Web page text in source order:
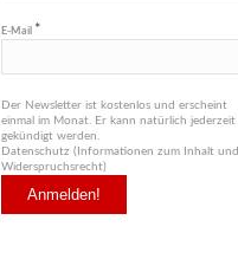
E-Mail *
Der Newsletter ist kostenlos und erscheint
einmal im Monat. Er kann natürlich jederzeit
gekündigt werden.
Datenschutz (Informationen zum Inhalt und
Widerspruchsrecht)